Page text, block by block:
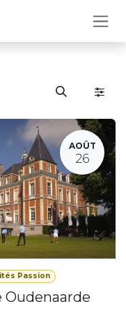
AOÛT
26
Passion
Oudenaarde